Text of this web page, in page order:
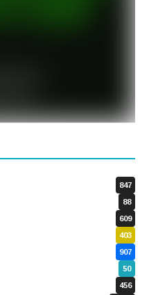
847
88
609
403
907
50
456